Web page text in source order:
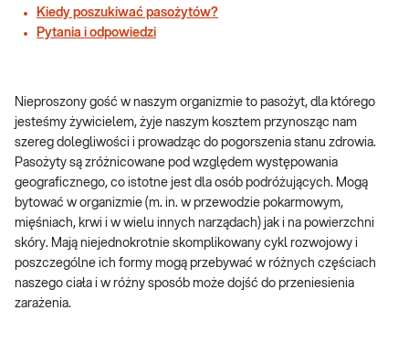
Kiedy poszukiwać pasożytów?
Pytania i odpowiedzi
Nieproszony gość w naszym organizmie to pasożyt, dla którego
jesteśmy żywicielem, żyje naszym kosztem przynosząc nam
szereg dolegliwości i prowadząc do pogorszenia stanu zdrowia.
Pasożyty są zróżnicowane pod względem występowania
geograficznego, co istotne jest dla osób podróżujących. Mogą
bytować w organizmie (m. in. w przewodzie pokarmowym,
mięśniach, krwi i w wielu innych narządach) jak i na powierzchni
skóry. Mają niejednokrotnie skomplikowany cykl rozwojowy i
poszczególne ich formy mogą przebywać w różnych częściach
naszego ciała i w różny sposób może dojść do przeniesienia
zarażenia.